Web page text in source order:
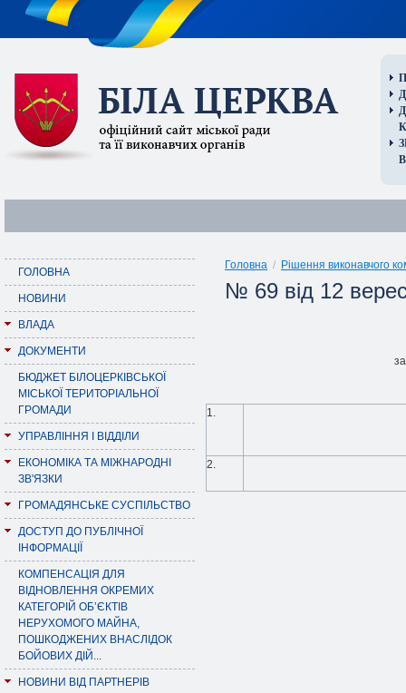
ГОЛОВНА
НОВИНИ
ВЛАДА
ДОКУМЕНТИ
БЮДЖЕТ БІЛОЦЕРКІВСЬКОЇ
МІСЬКОЇ ТЕРИТОРІАЛЬНОЇ
ГРОМАДИ
УПРАВЛІННЯ І ВІДДІЛИ
ЕКОНОМІКА ТА МІЖНАРОДНІ
ЗВ'ЯЗКИ
ГРОМАДЯНСЬКЕ СУСПІЛЬСТВО
ДОСТУП ДО ПУБЛІЧНОЇ
ІНФОРМАЦІЇ
КОМПЕНСАЦІЯ ДЛЯ
ВІДНОВЛЕННЯ ОКРЕМИХ
КАТЕГОРІЙ ОБ’ЄКТІВ
НЕРУХОМОГО МАЙНА,
ПОШКОДЖЕНИХ ВНАСЛІДОК
БОЙОВИХ ДІЙ...
НОВИНИ ВІД ПАРТНЕРІВ
Головна / Рішення виконавчого
№ 69 від 12
1.
2.